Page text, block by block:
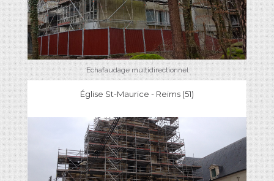
Echafaudage multidirectionnel
Église St-Maurice - Reims (51)